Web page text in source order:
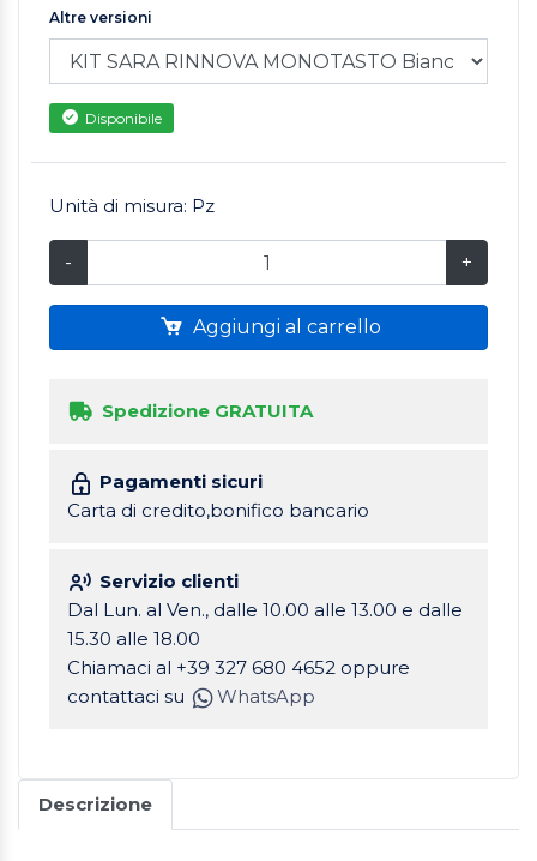
Altre versioni
Disponibile
Unità di misura: Pz
- +
Aggiungi al carrello
Spedizione GRATUITA
Pagamenti sicuri
Carta di credito,bonifico bancario
Servizio clienti
Dal Lun. al Ven., dalle 10.00 alle 13.00 e dalle
15.30 alle 18.00
Chiamaci al +39 327 680 4652 oppure
contattaci su
WhatsApp
Descrizione